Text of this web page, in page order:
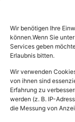
Wir benötigen Ihre
können.Wenn Sie
Services geben
Erlaubnis bitten.
Wir verwenden
von ihnen sind
Erfahrung zu
werden (z. B. IP-
die Messung von